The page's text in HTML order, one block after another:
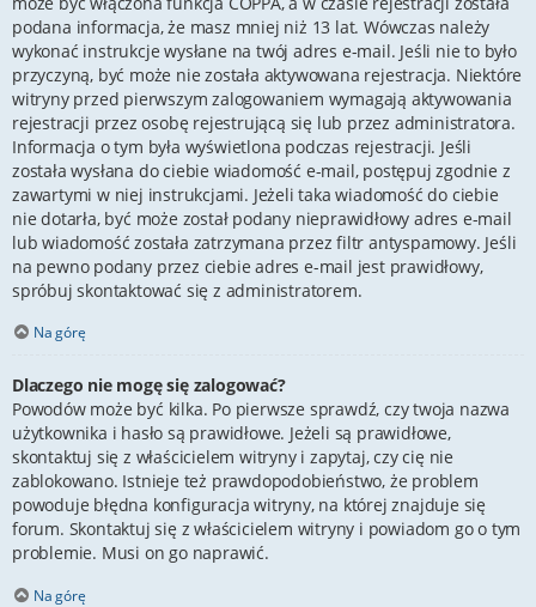
podana informacja, że masz mniej niż 13 lat. Wówczas należy
wykonać instrukcje wysłane na twój adres e-mail. Jeśli nie to było
przyczyną, być może nie została aktywowana rejestracja. Niektóre
witryny przed pierwszym zalogowaniem wymagają aktywowania
rejestracji przez osobę rejestrującą się lub przez administratora.
Informacja o tym była wyświetlona podczas rejestracji. Jeśli
została wysłana do ciebie wiadomość e-mail, postępuj zgodnie z
zawartymi w niej instrukcjami. Jeżeli taka wiadomość do ciebie
nie dotarła, być może został podany nieprawidłowy adres e-mail
lub wiadomość została zatrzymana przez filtr antyspamowy. Jeśli
na pewno podany przez ciebie adres e-mail jest prawidłowy,
spróbuj skontaktować się z administratorem.
Na górę
Dlaczego nie mogę się zalogować?
Powodów może być kilka. Po pierwsze sprawdź, czy twoja nazwa
użytkownika i hasło są prawidłowe. Jeżeli są prawidłowe,
skontaktuj się z właścicielem witryny i zapytaj, czy cię nie
zablokowano. Istnieje też prawdopodobieństwo, że problem
powoduje błędna konfiguracja witryny, na której znajduje się
forum. Skontaktuj się z właścicielem witryny i powiadom go o tym
problemie. Musi on go naprawić.
Na górę